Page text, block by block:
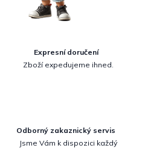
Expresní doručení
Zboží expedujeme ihned.
Odborný zakaznický servis
Jsme Vám k dispozici každý